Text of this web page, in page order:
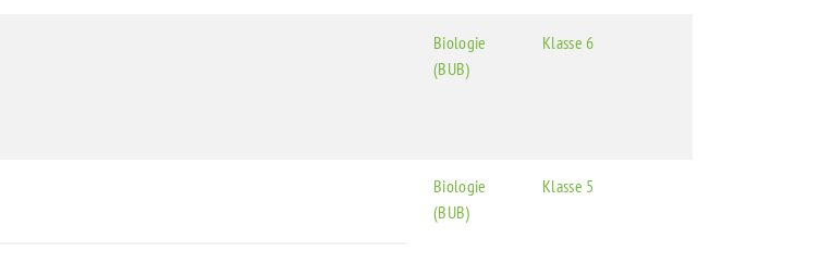
Biologie
(BUB)
Klasse 6
Biologie
(BUB)
Klasse 5